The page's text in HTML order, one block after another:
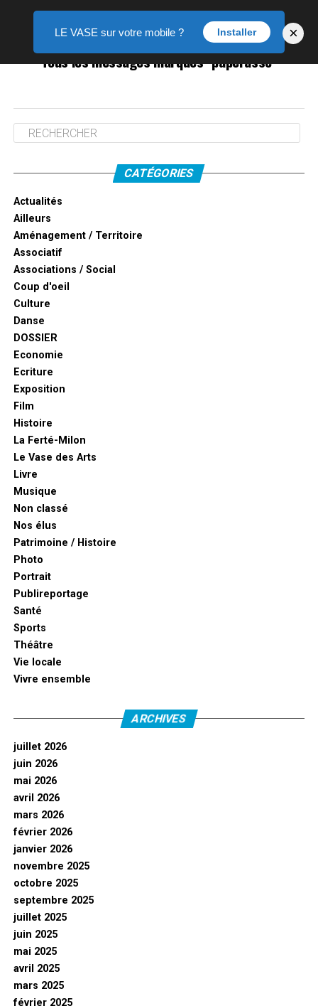
Tous les messages marqués "paperasse"
CATÉGORIES
Actualités
Ailleurs
Aménagement / Territoire
Associatif
Associations / Social
Coup d'oeil
Culture
Danse
DOSSIER
Economie
Ecriture
Exposition
Film
Histoire
La Ferté-Milon
Le Vase des Arts
Livre
Musique
Non classé
Nos élus
Patrimoine / Histoire
Photo
Portrait
Publireportage
Santé
Sports
Théâtre
Vie locale
Vivre ensemble
ARCHIVES
juillet 2026
juin 2026
mai 2026
avril 2026
mars 2026
février 2026
janvier 2026
novembre 2025
octobre 2025
septembre 2025
juillet 2025
juin 2025
mai 2025
avril 2025
mars 2025
février 2025
LE VASE sur votre mobile ? Installer ×